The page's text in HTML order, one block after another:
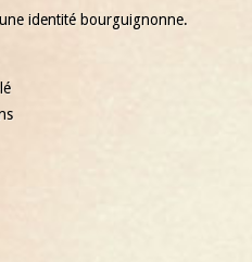
identité bourguignonne.